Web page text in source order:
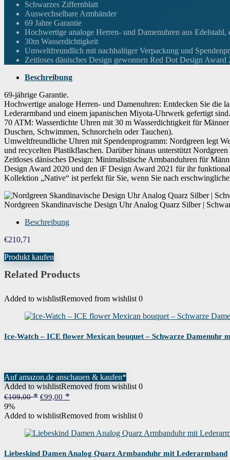
Höhe des Gehäuses 7.60
Armbandmaterial Leder
Breite des Armbands 18 Millimeter
Armbandfarbe Schwarz
Zifferblattfarbe Schwarz
Material der Lünette Edelstahl
Ausstattung
Uhrwerk Japanisches Quarzwerk
Garantie
Wenn dieses Produkt von Amazon
bitte direkt an den Verkäufer, um
Schwarzes Ziffernblatt
Auswechselbare Armbänder
69 Jahre Garantie
Hochwertige analoge Herren- und Damenuhren aus
30m Wasserdichtigkeit
Umweltfreundlich mit nachhaltiger Verpackung und
Zeitloses dänisches Design gewonnen Red Dot Design
Beschreibung
69-jährige Garantie.
Hochwertige analoge Herren- und Damenuhren: Entdecken Sie die
Lederarmband und einem japanischen Miyota-Uhrwerk gefertigt
70 ATM: Wasserdichte Uhren mit 30 m Wasserdichtigkeit für
Duschen, Schwimmen, Schnorcheln oder Tauchen).
Umweltfreundliche Uhren mit Spendenprogramm: Nordgreen legt
und recycelten Plastikflaschen. Darüber hinaus unterstützt
Zeitloses dänisches Design: Minimalistische Armbanduhren für
Design Award 2020 und den iF Design Award 2021 für ihr
Kollektion „Native“ ist perfekt für Sie, wenn Sie nach
Nordgreen Skandinavische Design Uhr Analog Quarz Silber |
Beschreibung
€210,71
Produkt kaufen
Related Products
Added to wishlistRemoved from wishlist 0
Ice-Watch – ICE flower Mexican bouquet – Schwarze Damenuhr
Auf amazon.de anschauen & kaufen*
Added to wishlistRemoved from wishlist 0
€109,00
Ursprünglicher
war:
€109,00
€99,00
€99,00.
9%
Added to wishlistRemoved from wishlist 0
Liebeskind Damen Analog Quarz Armbanduhr mit Lederarmband